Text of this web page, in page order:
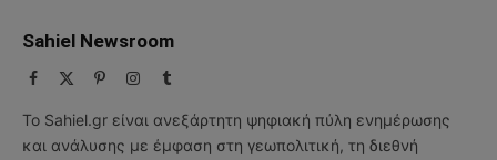
Sahiel Newsroom
Facebook PinterestInstagram
Tumblr
Το Sahiel.gr είναι ανεξάρτητη ψηφιακή πύλη ενημέρωσης
και ανάλυσης με έμφαση στη γεωπολιτική, τη διεθνή